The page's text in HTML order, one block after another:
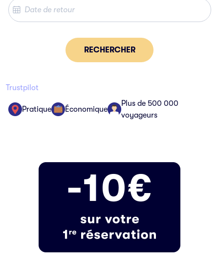
RECHERCHER
Trustpilot
Pratique Économique
Plus de 500 000
voyageurs